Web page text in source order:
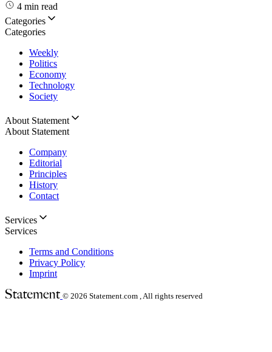
4 min read
Categories
Categories
Weekly
Politics
Economy
Technology
Society
About Statement
About Statement
Company
Editorial
Principles
History
Contact
Services
Services
Terms and Conditions
Privacy Policy
Imprint
© 2026 Statement.com , All rights reserved